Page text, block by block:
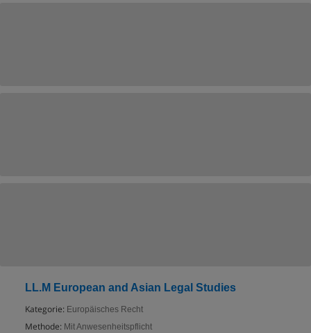
LL.M European and Asian Legal Studies
Kategorie: Europäisches Recht
Methode: Mit Anwesenheitspflicht